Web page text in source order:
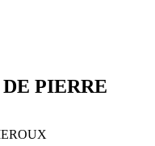
PIERRE